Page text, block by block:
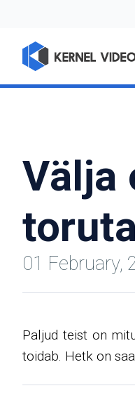
Välja
01 February,
Paljud teist on
toidab. Hetk on